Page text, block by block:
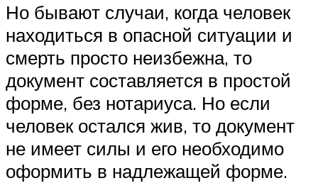
Но бывают случаи, когда человек
находиться в опасной ситуации и
смерть просто неизбежна, то
документ составляется в простой
форме, без нотариуса. Но если
человек остался жив, то документ
не имеет силы и его необходимо
оформить в надлежащей форме.